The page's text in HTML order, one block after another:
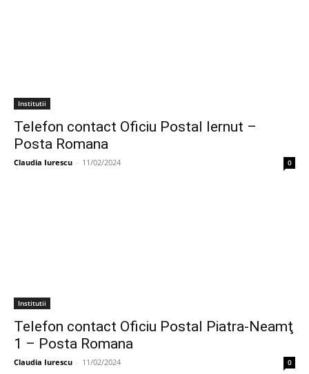
Institutii
Telefon contact Oficiu Postal Iernut –
Posta Romana
Claudia Iurescu - 11/02/2024 0
Institutii
Telefon contact Oficiu Postal Piatra-Neamţ
1 – Posta Romana
Claudia Iurescu - 11/02/2024 0